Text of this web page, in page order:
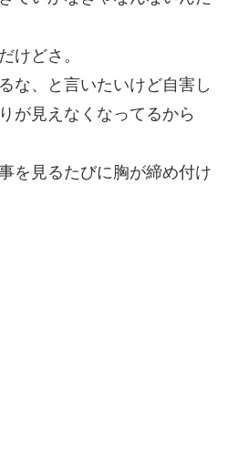
けどさ。
な、と言いたいけど自害し
が見えなくなってるから
を見るたびに胸が締め付け